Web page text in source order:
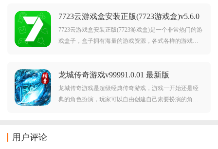
斯传奇游戏感兴趣的玩家不要错过，赶紧点击下载开始
游玩吧。
7723云游戏盒安装正版(7723游戏盒)v5.6.0
安卓版
7723云游戏盒安装正版(7723游戏盒)是一个非常热门的游
戏盒子，盒子拥有海量的游戏资源，各式各样的游戏全
不要错过。
龙城传奇游戏v99991.0.01 最新版
龙城传奇游戏是超级经典传奇游戏，游戏一开始还是经
典的角色扮演，玩家可以自由创建自己索要扮演的角
用户评论